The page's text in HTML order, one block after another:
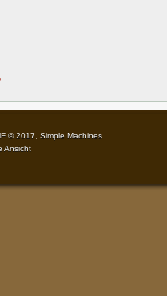
© 2017
Simple Machines
Ansicht